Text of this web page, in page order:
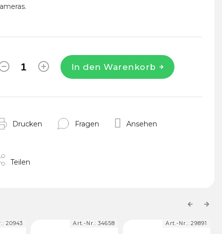
In den Warenkorb
Drucken Fragen Ansehen
Teilen
Previous
20943 Art.-Nr.: 34658 Art.-Nr.: 29891
Next